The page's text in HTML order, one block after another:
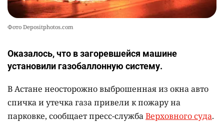
Фото Depositphotos.com
Оказалось, что в загоревшейся машине
установили газобаллонную систему.
В Астане неосторожно выброшенная из окна авто
спичка и утечка газа привели к пожару на
парковке, сообщает пресс-службаВерховного суда.